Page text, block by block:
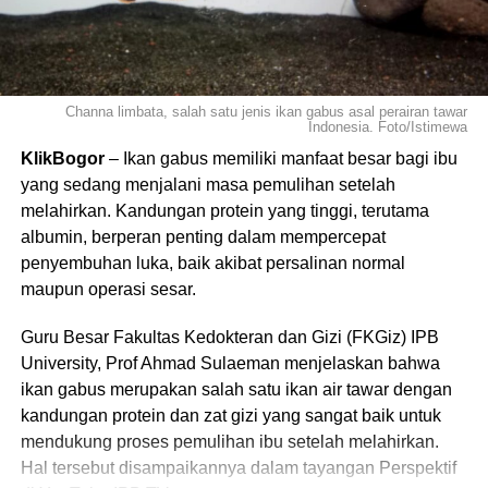
Baca juga:Ribuan Anak di Kota Bogor Ditarget
Kembali Bersekolah
Sementara itu, Kepala Dispora Kota Bogor, Anas S.
Rasmana menegaskan bahwa fasilitas gym merupakan
kebutuhan bagi seluruh cabang olahraga, bukan hanya
olahraga yang identik dengan latihan beban.
“Masih ada anggapan bahwa gym hanya dibutuhkan oleh
cabang olahraga tertentu. Padahal pada dasarnya semua
cabang olahraga membutuhkan gym. Setiap atlet
kelincahan, mobilitas, dan pemulihan yang baik agar
dapat mencapai performa terbaiknya. Yang membedakan
bukan kebutuhan akan gym, melainkan program latihan
yang disesuaikan dengan karakteristik masing-masing
cabang olahraga,” ujarnya.
Channa limbata, salah satu jenis ikan gabus asal perairan tawar
Indonesia. Foto/Istimewa
KlikBogor– Ikan gabus memiliki manfaat besar bagi ibu
yang sedang menjalani masa pemulihan setelah
melahirkan. Kandungan protein yang tinggi, terutama
albumin, berperan penting dalam mempercepat
penyembuhan luka, baik akibat persalinan normal
maupun operasi sesar.
Guru Besar Fakultas Kedokteran dan Gizi (FKGiz) IPB
University, Prof Ahmad Sulaeman menjelaskan bahwa
ikan gabus merupakan salah satu ikan air tawar dengan
kandungan protein dan zat gizi yang sangat baik untuk
mendukung proses pemulihan ibu setelah melahirkan.
Hal tersebut disampaikannya dalam tayangan Perspektif